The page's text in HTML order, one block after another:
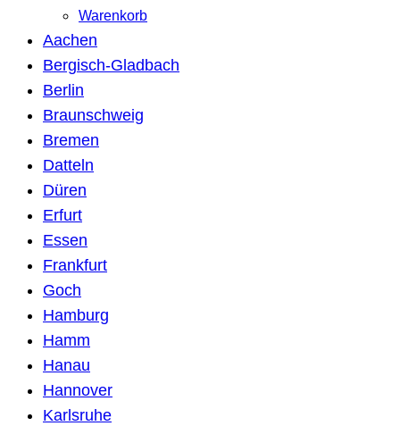
Warenkorb
Aachen
Bergisch-Gladbach
Berlin
Braunschweig
Bremen
Datteln
Düren
Erfurt
Essen
Frankfurt
Goch
Hamburg
Hamm
Hanau
Hannover
Karlsruhe